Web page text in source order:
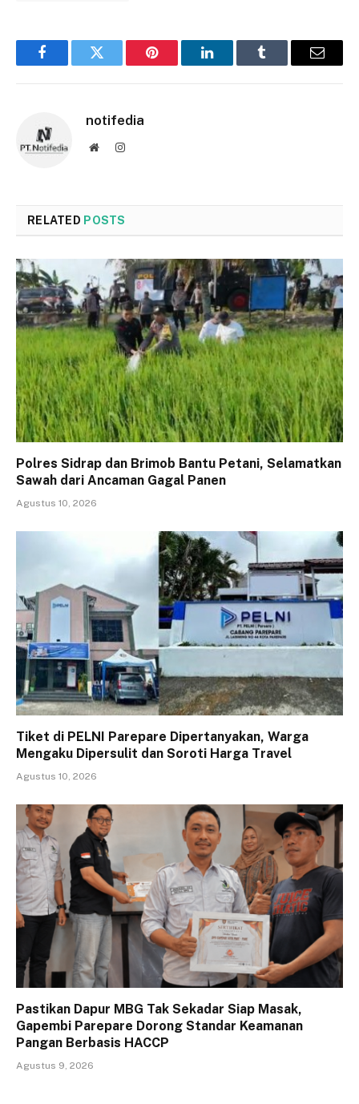
FacebookTwitter Pinterest LinkedInTumblr Email
notifedia
WebsiteInstagram
RELATED POSTS
Polres Sidrap dan Brimob Bantu Petani, Selamatkan
Sawah dari Ancaman Gagal Panen
Agustus 10, 2026
Tiket di PELNI Parepare Dipertanyakan, Warga
Mengaku Dipersulit dan Soroti Harga Travel
Agustus 10, 2026
Pastikan Dapur MBG Tak Sekadar Siap Masak,
Gapembi Parepare Dorong Standar Keamanan
Pangan Berbasis HACCP
Agustus 9, 2026